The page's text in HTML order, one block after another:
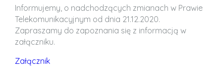
Informujemy, o nadchodzących zmianach w Prawie
Telekomunikacyjnym od dnia 21.12.2020.
Zapraszamy do zapoznania się z informacją w
załączniku.
Załącznik